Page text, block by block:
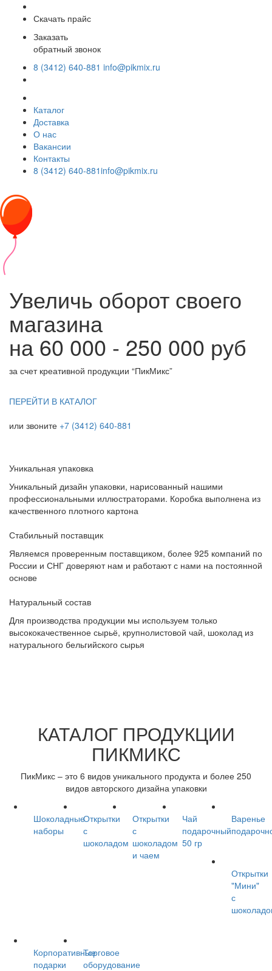
Скачать прайс
Заказать
обратный звонок
8 (3412) 640-881 info@pikmix.ru
Каталог
Доставка
О нас
Вакансии
Контакты
8 (3412) 640-881info@pikmix.ru
Увеличь оборот своего
магазина
на 60 000 - 250 000 руб
за счет креативной продукции “ПикМикс”
ПЕРЕЙТИ В КАТАЛОГ
или звоните +7 (3412) 640-881
Уникальная упаковка
Уникальный дизайн упаковки, нарисованный нашими
профессиональными иллюстраторами. Коробка выполнена из
качественного плотного картона
Стабильный поставщик
Являемся проверенным поставщиком, более 925 компаний по
России и СНГ доверяют нам и работают с нами на постоянной
основе
Натуральный состав
Для производства продукции мы используем только
высококачественное сырьё, крупнолистовой чай, шоколад из
натурального бельгийского сырья
КАТАЛОГ ПРОДУКЦИИ
ПИКМИКС
ПикМикс – это 6 видов уникального продукта и более 250
видов авторского дизайна упаковки
Шоколадные
наборы
Открытки
с
шоколадом
Открытки
с
шоколадом
и чаем
Чай
подарочный
50 гр
Варенье
Открытки
"Мини"
с
Корпоративные
подарки
Торговое
оборудование